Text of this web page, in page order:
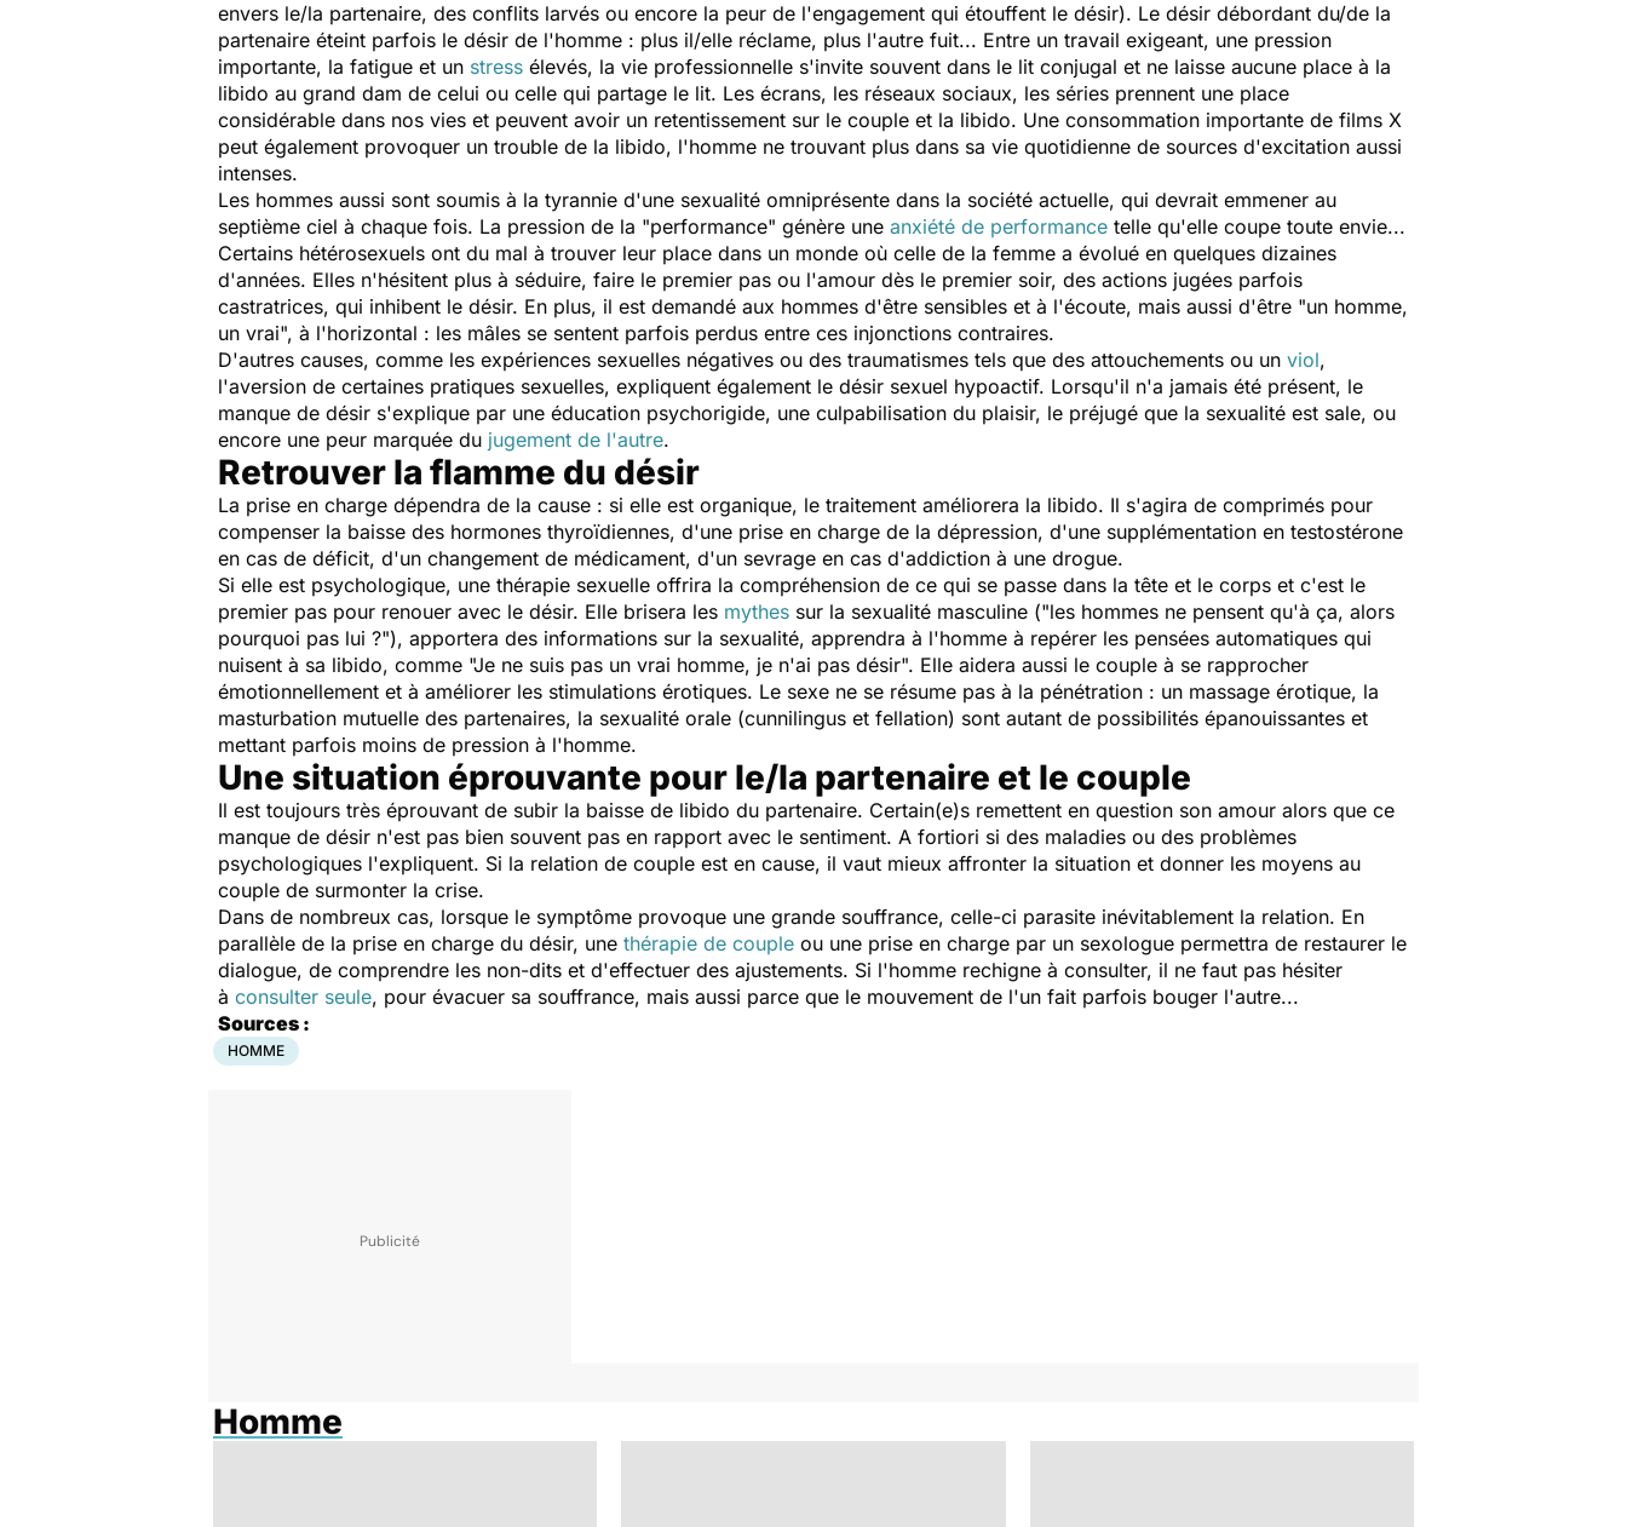
envers le/la partenaire, des conflits larvés ou encore la peur de l'engagement qui étouffent le désir). Le désir débordant du/de la
partenaire éteint parfois le désir de l'homme : plus il/elle réclame, plus l'autre fuit... Entre un travail exigeant, une pression
importante, la fatigue et un stress élevés, la vie professionnelle s'invite souvent dans le lit conjugal et ne laisse aucune place à la
libido au grand dam de celui ou celle qui partage le lit. Les écrans, les réseaux sociaux, les séries prennent une place
considérable dans nos vies et peuvent avoir un retentissement sur le couple et la libido. Une consommation importante de films X
peut également provoquer un trouble de la libido, l'homme ne trouvant plus dans sa vie quotidienne de sources d'excitation aussi
intenses.
Les hommes aussi sont soumis à la tyrannie d'une sexualité omniprésente dans la société actuelle, qui devrait emmener au
septième ciel à chaque fois. La pression de la "performance" génère une anxiété de performance telle qu'elle coupe toute envie...
Certains hétérosexuels ont du mal à trouver leur place dans un monde où celle de la femme a évolué en quelques dizaines
d'années. Elles n'hésitent plus à séduire, faire le premier pas ou l'amour dès le premier soir, des actions jugées parfois
castratrices, qui inhibent le désir. En plus, il est demandé aux hommes d'être sensibles et à l'écoute, mais aussi d'être "un homme,
un vrai", à l'horizontal : les mâles se sentent parfois perdus entre ces injonctions contraires.
D'autres causes, comme les expériences sexuelles négatives ou des traumatismes tels que des attouchements ou un viol,
l'aversion de certaines pratiques sexuelles, expliquent également le désir sexuel hypoactif. Lorsqu'il n'a jamais été présent, le
manque de désir s'explique par une éducation psychorigide, une culpabilisation du plaisir, le préjugé que la sexualité est sale, ou
encore une peur marquée du jugement de l'autre.
Retrouver la flamme du désir
La prise en charge dépendra de la cause : si elle est organique, le traitement améliorera la libido. Il s'agira de comprimés pour
compenser la baisse des hormones thyroïdiennes, d'une prise en charge de la dépression, d'une supplémentation en testostérone
en cas de déficit, d'un changement de médicament, d'un sevrage en cas d'addiction à une drogue.
Si elle est psychologique, une thérapie sexuelle offrira la compréhension de ce qui se passe dans la tête et le corps et c'est le
premier pas pour renouer avec le désir. Elle brisera les mythes sur la sexualité masculine ("les hommes ne pensent qu'à ça, alors
pourquoi pas lui ?"), apportera des informations sur la sexualité, apprendra à l'homme à repérer les pensées automatiques qui
nuisent à sa libido, comme "Je ne suis pas un vrai homme, je n'ai pas désir". Elle aidera aussi le couple à se rapprocher
émotionnellement et à améliorer les stimulations érotiques. Le sexe ne se résume pas à la pénétration : un massage érotique, la
masturbation mutuelle des partenaires, la sexualité orale (cunnilingus et fellation) sont autant de possibilités épanouissantes et
mettant parfois moins de pression à l'homme.
Une situation éprouvante pour le/la partenaire et le couple
Il est toujours très éprouvant de subir la baisse de libido du partenaire. Certain(e)s remettent en question son amour alors que ce
manque de désir n'est pas bien souvent pas en rapport avec le sentiment. A fortiori si des maladies ou des problèmes
psychologiques l'expliquent. Si la relation de couple est en cause, il vaut mieux affronter la situation et donner les moyens au
couple de surmonter la crise.
Dans de nombreux cas, lorsque le symptôme provoque une grande souffrance, celle-ci parasite inévitablement la relation. En
parallèle de la prise en charge du désir, une thérapie de couple ou une prise en charge par un sexologue permettra de restaurer le
dialogue, de comprendre les non-dits et d'effectuer des ajustements. Si l'homme rechigne à consulter, il ne faut pas hésiter
à consulter seule, pour évacuer sa souffrance, mais aussi parce que le mouvement de l'un fait parfois bouger l'autre...
Sources :
HOMME
Homme